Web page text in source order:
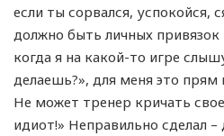
если ты сорвался, успокойся,
должно быть личных привязок
когда я на какой-то игре
делаешь?», для меня это
Не может тренер кричать
идиот!» Неправильно сделал